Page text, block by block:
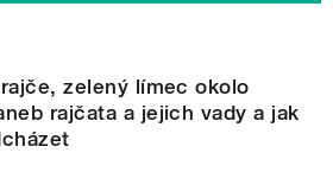
zelený límec okolo
rajčata a jejich vady a jak